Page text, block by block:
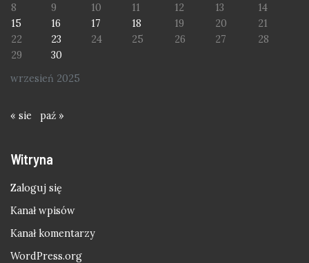
wrzesień 2025
8
9 10 11 12 13
14
15
16 17 18 19 20
21
22
23 24 25 26 27
28
29
30
« sie paź »
Witryna
Zaloguj się
Kanał wpisów
Kanał komentarzy
WordPress.org